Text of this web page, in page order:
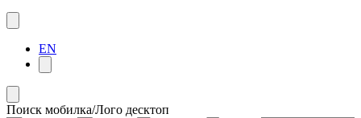
EN
Поиск мобилка/Лого десктоп